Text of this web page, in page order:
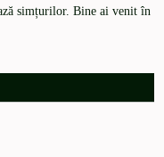
simțurilor. Bine ai venit în